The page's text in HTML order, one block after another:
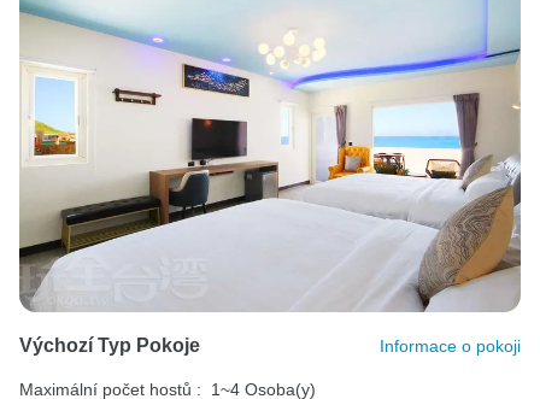
Výchozí Typ Pokoje Informace o pokoji
Maximální počet hostů :
1~4 Osoba(y)